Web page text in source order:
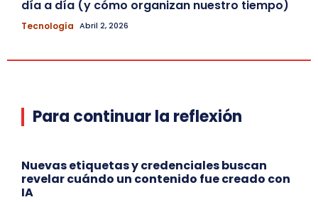
día a día (y cómo organizan nuestro tiempo)
Tecnología Abril 2, 2026
Para continuar la reflexión
Nuevas etiquetas y credenciales buscan
revelar cuándo un contenido fue creado con
IA